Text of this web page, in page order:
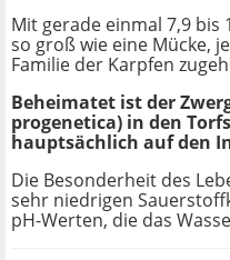
Mit gerade einmal 7,9
so groß wie eine Mücke,
Familie der Karpfen
Beheimatet ist der
progenetica) in den
hauptsächlich auf den
Die Besonderheit des
sehr niedrigen
pH-Werten, die das